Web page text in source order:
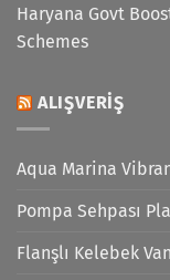
Haryana Govt
Schemes
ALIŞVERIŞ
Aqua Marina
Pompa Sehpası
Flanşlı Kelebek